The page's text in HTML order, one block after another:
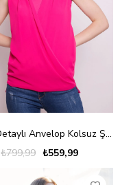
Şifon Detaylı Anvelop Kolsuz Şık Likralı Parlak Kumaş Bluz-Pembe
₺559,99
₺799,99